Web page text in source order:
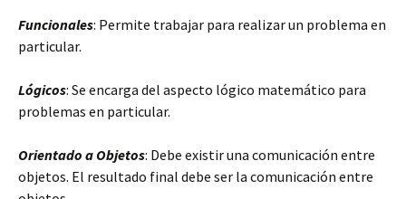
Funcionales: Permite trabajar para realizar un problema en
particular.
Lógicos: Se encarga del aspecto lógico matemático para
problemas en particular.
Orientado a Objetos: Debe existir una comunicación entre
objetos. El resultado final debe ser la comunicación entre